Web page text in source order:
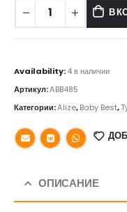
В
Availability:4 в наличии
Артикул:ABB485
Категории:Alize,Baby Best,
ОПИСАНИЕ